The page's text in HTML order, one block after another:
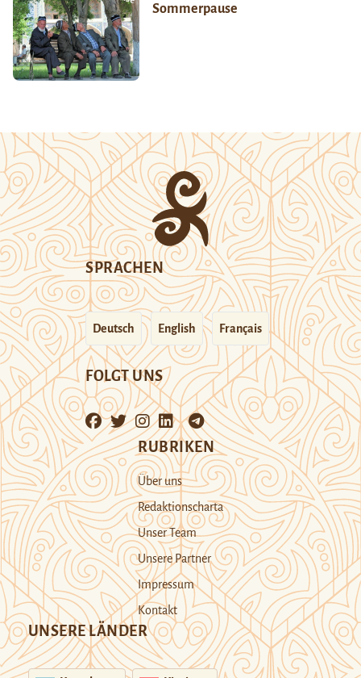
Sommerpause
SPRACHEN
Deutsch English Français
FOLGT UNS
RUBRIKEN
Über uns
Redaktionscharta
Unser Team
Unsere Partner
Impressum
Kontakt
UNSERE LÄNDER